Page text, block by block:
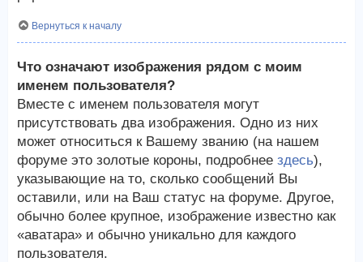
Вернуться к началу
Что означают изображения рядом с моим
именем пользователя?
Вместе с именем пользователя могут
присутствовать два изображения. Одно из них
может относиться к Вашему званию (на нашем
форуме это золотые короны, подробнее здесь),
указывающие на то, сколько сообщений Вы
оставили, или на Ваш статус на форуме. Другое,
обычно более крупное, изображение известно как
«аватара» и обычно уникально для каждого
пользователя.